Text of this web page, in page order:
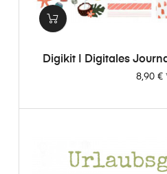
Digikit | Digitales
Preis
8,90 €